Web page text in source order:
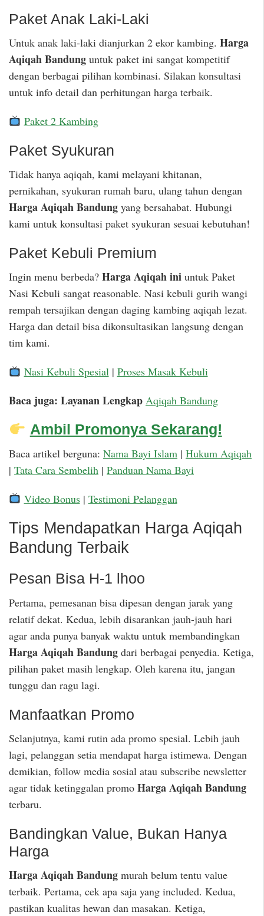
Paket Anak Laki-Laki
Untuk anak laki-laki dianjurkan 2 ekor kambing. Harga
Aqiqah Bandung untuk paket ini sangat kompetitif
dengan berbagai pilihan kombinasi. Silakan konsultasi
untuk info detail dan perhitungan harga terbaik.
Paket 2 Kambing
Paket Syukuran
Tidak hanya aqiqah, kami melayani khitanan,
pernikahan, syukuran rumah baru, ulang tahun dengan
Harga Aqiqah Bandung yang bersahabat. Hubungi
kami untuk konsultasi paket syukuran sesuai kebutuhan!
Paket Kebuli Premium
Ingin menu berbeda? Harga Aqiqah ini untuk Paket
Nasi Kebuli sangat reasonable. Nasi kebuli gurih wangi
rempah tersajikan dengan daging kambing aqiqah lezat.
Harga dan detail bisa dikonsultasikan langsung dengan
tim kami.
Nasi Kebuli Spesial| Proses Masak Kebuli
Baca juga: Layanan Lengkap Aqiqah Bandung
Ambil Promonya Sekarang!
Baca artikel berguna: Nama Bayi Islam | Hukum Aqiqah
| Tata Cara Sembelih | Panduan Nama Bayi
Video Bonus| Testimoni Pelanggan
Tips Mendapatkan Harga Aqiqah
Bandung Terbaik
Pesan Bisa H-1 lhoo
Pertama, pemesanan bisa dipesan dengan jarak yang
relatif dekat. Kedua, lebih disarankan jauh-jauh hari
agar anda punya banyak waktu untuk membandingkan
Harga Aqiqah Bandung dari berbagai penyedia. Ketiga,
pilihan paket masih lengkap. Oleh karena itu, jangan
tunggu dan ragu lagi.
Manfaatkan Promo
Selanjutnya, kami rutin ada promo spesial. Lebih jauh
lagi, pelanggan setia mendapat harga istimewa. Dengan
demikian, follow media sosial atau subscribe newsletter
agar tidak ketinggalan promo Harga Aqiqah Bandung
terbaru.
Bandingkan Value, Bukan Hanya
Harga
Harga Aqiqah Bandung murah belum tentu value
terbaik. Pertama, cek apa saja yang included. Kedua,
pastikan kualitas hewan dan masakan. Ketiga,